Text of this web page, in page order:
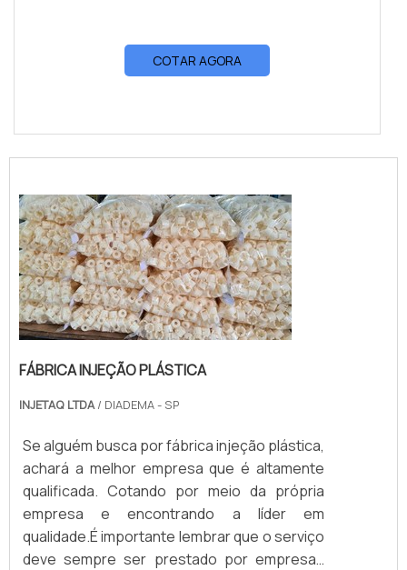
COTAR AGORA
FÁBRICA INJEÇÃO PLÁSTICA
INJETAQ LTDA/ DIADEMA - SP
Se alguém busca por fábrica injeção plástica,
achará a melhor empresa que é altamente
qualificada. Cotando por meio da própria
empresa e encontrando a líder em
qualidade.É importante lembrar que o serviço
deve sempre ser prestado por empresas